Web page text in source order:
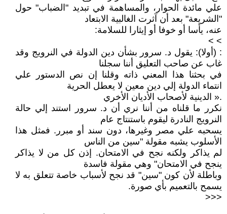
علي مائدة الحوار، والمساهمة في تبديد "الضباب" حول
"الشريعة" بعد أن آثرت الغالبية الابتعاد
عنه، يأسا أو خوفا أو إيثارا للسلامة:
> >
: (أولا): يقول د. سرور بشأن دين الدولة في النرويج وقد
غاب عن صاحب التعليق أننا سجلنا
في بحثنا هذا المعني ذاته وقلنا إن نص الدستور علي
انتماء الدولة إلي دين معين لا يعطل الحرية
.« الدينية لأصحاب الأديان الأخري
نكرر ما قلناه من أننا نري أن د. سرور استند إلي حالة
النرويج النادرة ليقوم باستنتاج عام
يسحبه علي مصر وغيرها، دون سند أو مبرر. فمثل هذا
الأسلوب يشبه مقولة "سين من الناس
لم يذاكر ولكنه نجح في الامتحان. إذن كل من لا يذاكر
ينجح في الامتحان" وهي مقولة فاسدة
وباطلة لأن كون "سين" قد نجح لأسباب خاصة تتعلق به لا
يسمح بالتعميم بأي صورة.
<<<